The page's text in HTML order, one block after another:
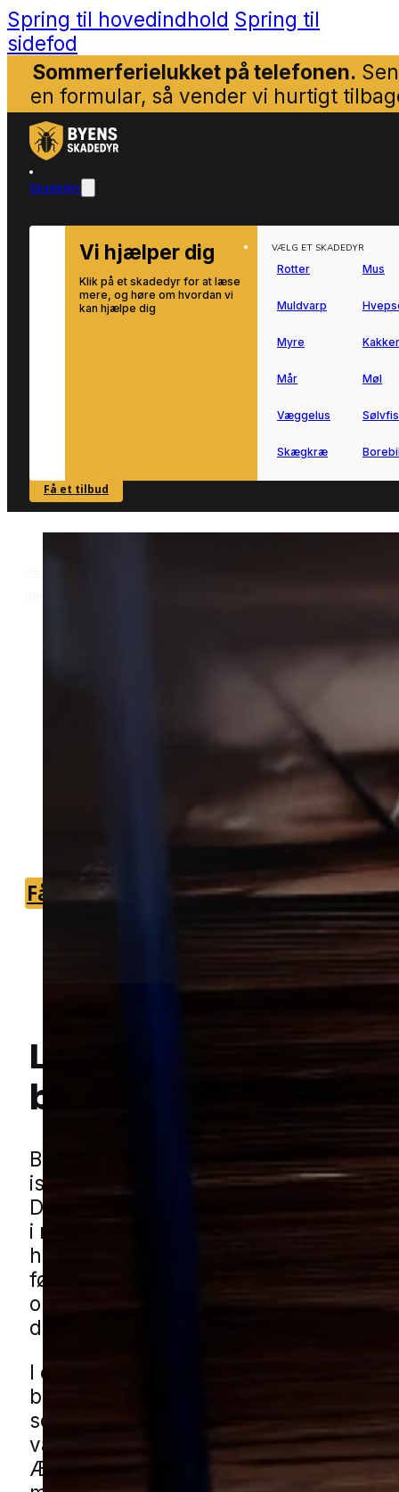
Spring til hovedindhold Spring til
sidefod
Sommerferielukket på telefonen.
en formular, så vender vi hurtigt
Skadedyr
Vi hjælper dig
Klik på et skadedyr for at læse
mere, og høre om hvordan vi
kan hjælpe dig
SE OVERSIGT
VÆLG ET SKADEDYR
Rotter Mus
Muldvarp
Myre
Mår Møl
Væggelus
Skægkræ
Få et tilbud
Bekæmpelse af borebiller i Barde kan
være relevant, hvis du har mistanke
Vi forbinder dig med lokale partnere,
der kan vurdere problemet og hjælpe
Få et tilbud +45 51 90 85 46
Lokal bekæmpelse
borebiller
Borebiller kan give store problemer i
især når angreb får lov at udvikle sig
Det gælder både synlige
i mindre bygninger, hvor der ofte ikke
holdt lige så godt øje med
først er aktivitet, er det vigtigt at få
omfanget, så skaden ikke breder sig
dele af bygningen.
I et mindre bymiljø med blandede
boligområder, rolige villaveje og
som carporte, skure og garager kan
være udsat flere steder på samme
Ældre huse og udhuse står ofte side
Hej! Hvordan kan jeg hjælpe dig? Har du nogen spørgsmål?